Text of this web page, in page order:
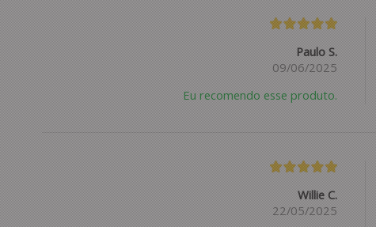
Paulo S.
09/06/2025
Eu recomendo esse produto.
Willie C.
22/05/2025